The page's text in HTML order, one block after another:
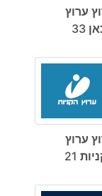
ערוץ
33
ערוץ
21